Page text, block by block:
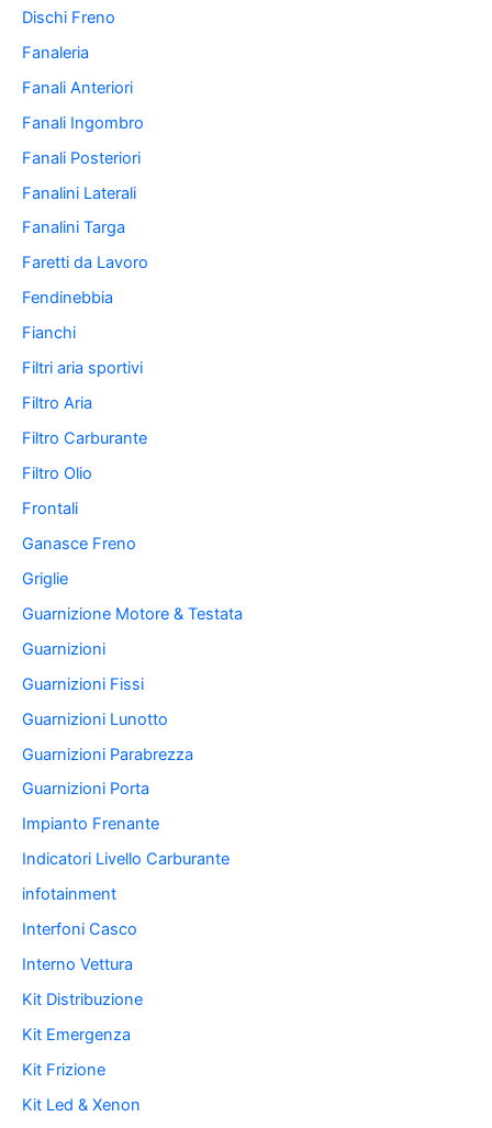
Dischi Freno
Fanaleria
Fanali Anteriori
Fanali Ingombro
Fanali Posteriori
Fanalini Laterali
Fanalini Targa
Faretti da Lavoro
Fendinebbia
Fianchi
Filtri aria sportivi
Filtro Aria
Filtro Carburante
Filtro Olio
Frontali
Ganasce Freno
Griglie
Guarnizione Motore & Testata
Guarnizioni
Guarnizioni Fissi
Guarnizioni Lunotto
Guarnizioni Parabrezza
Guarnizioni Porta
Impianto Frenante
Indicatori Livello Carburante
infotainment
Interfoni Casco
Interno Vettura
Kit Distribuzione
Kit Emergenza
Kit Frizione
Kit Led & Xenon